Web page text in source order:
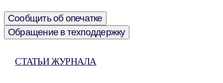
Сообщить об опечатке
Обращение в техподдержку
СТАТЬИ ЖУРНАЛА